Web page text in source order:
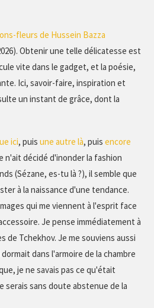
fleurs de Hussein Bazza
Obtenir une telle délicatesse est
vite dans le gadget, et la poésie,
Ici, savoir-faire, inspiration et
un instant de grâce, dont la
ici, puis une autre là, puis encore
n'ait décidé d'inonder la fashion
(Sézane, es-tu là ?), il semble que
à la naissance d'une tendance.
qui me viennent à l'esprit face
Je pense immédiatement à
de Tchekhov. Je me souviens aussi
dans l'armoire de la chambre
je ne savais pas ce qu'était
serais sans doute abstenue de la